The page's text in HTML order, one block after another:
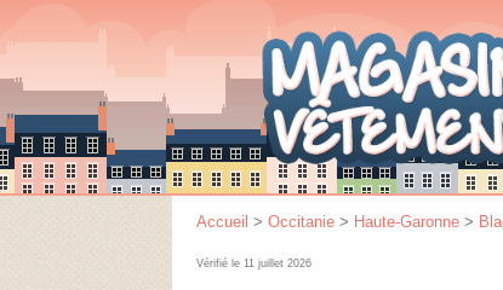
Accueil > Occitanie > Haute-Garonne >
Vérifié le 11 juillet 2026